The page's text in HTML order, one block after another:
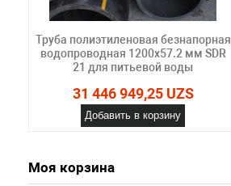
Труба полиэтиленовая безнапорная
водопроводная 1200х57.2 мм SDR
21 для питьевой воды
31 446 949,25 UZS
Добавить в корзину
Моя корзина